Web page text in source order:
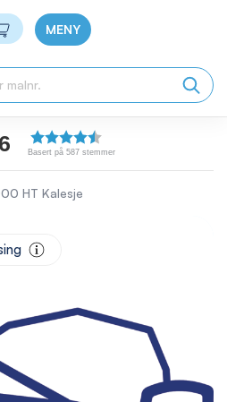
Min handlekurv
MENY
Basert på 587 stemmer
HT Kalesje